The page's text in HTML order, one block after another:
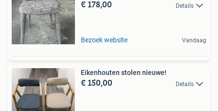
€ 178,00 Details
Bezoek website Vandaag
Eikenhouten stolen nieuwe!
€ 150,00 Details